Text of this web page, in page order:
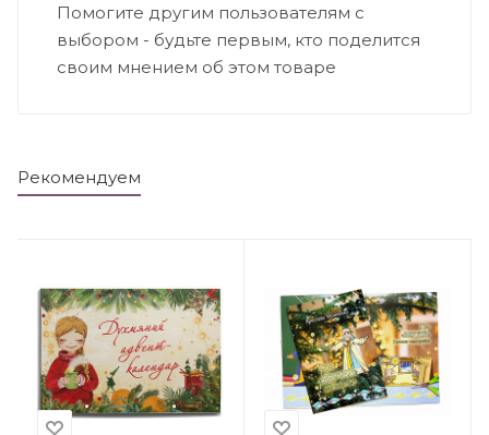
Помогите другим пользователям с
выбором - будьте первым, кто поделится
своим мнением об этом товаре
Рекомендуем